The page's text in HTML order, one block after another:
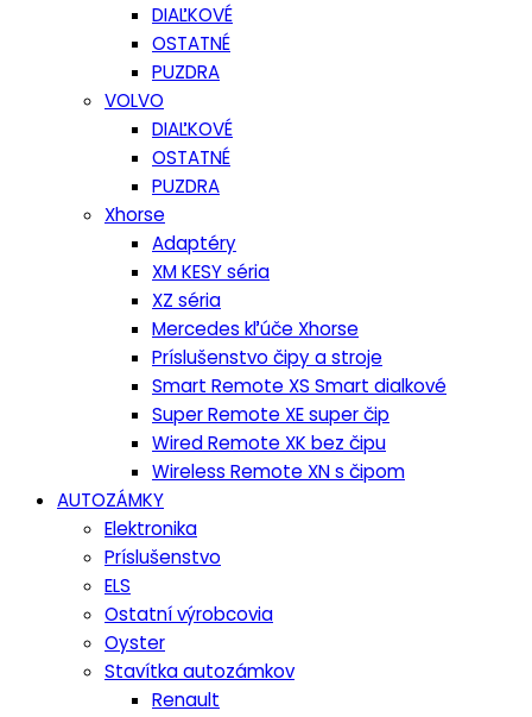
DIAĽKOVÉ
OSTATNÉ
PUZDRA
VOLVO
DIAĽKOVÉ
OSTATNÉ
PUZDRA
Xhorse
Adaptéry
XM KESY séria
XZ séria
Mercedes kľúče Xhorse
Príslušenstvo čipy a stroje
Smart Remote XS Smart dialkové
Super Remote XE super čip
Wired Remote XK bez čipu
Wireless Remote XN s čipom
AUTOZÁMKY
Elektronika
Príslušenstvo
ELS
Ostatní výrobcovia
Oyster
Stavítka autozámkov
Renault